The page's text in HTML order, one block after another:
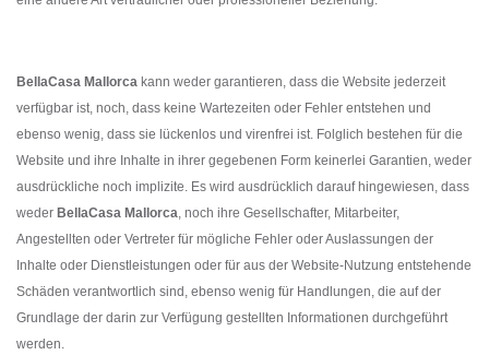
BellaCasa Mallorca kann weder garantieren, dass die Website jederzeit
verfügbar ist, noch, dass keine Wartezeiten oder Fehler entstehen und
ebenso wenig, dass sie lückenlos und virenfrei ist. Folglich bestehen für die
Website und ihre Inhalte in ihrer gegebenen Form keinerlei Garantien, weder
ausdrückliche noch implizite. Es wird ausdrücklich darauf hingewiesen, dass
weder BellaCasa Mallorca , noch ihre Gesellschafter, Mitarbeiter,
Angestellten oder Vertreter für mögliche Fehler oder Auslassungen der
Inhalte oder Dienstleistungen oder für aus der Website-Nutzung entstehende
Schäden verantwortlich sind, ebenso wenig für Handlungen, die auf der
Grundlage der darin zur Verfügung gestellten Informationen durchgeführt
werden.